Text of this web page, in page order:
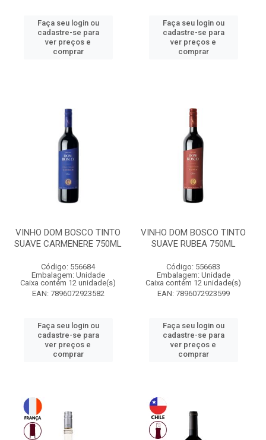
Faça seu login ou
cadastre-se para
ver preços e
comprar
Faça seu login ou
cadastre-se para
ver preços e
comprar
VINHO DOM BOSCO TINTO
SUAVE CARMENERE 750ML
Código: 556684
Embalagem: Unidade
Caixa contém 12 unidade(s)
EAN: 7896072923582
Faça seu login ou
cadastre-se para
ver preços e
comprar
VINHO DOM BOSCO TINTO
SUAVE RUBEA 750ML
Código: 556683
Embalagem: Unidade
Caixa contém 12 unidade(s)
EAN: 7896072923599
Faça seu login ou
cadastre-se para
ver preços e
comprar